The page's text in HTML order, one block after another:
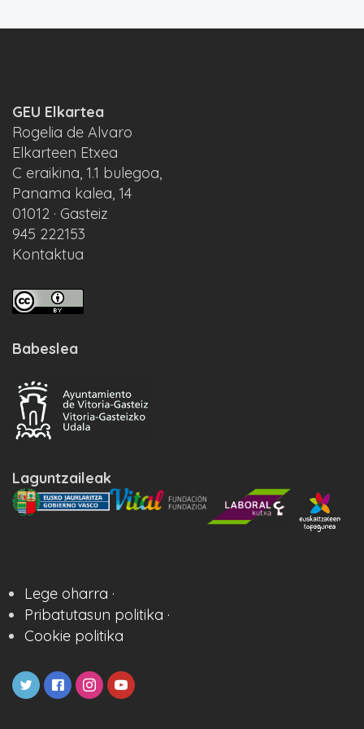
GEU Elkartea
Rogelia de Alvaro
Elkarteen Etxea
C eraikina, 1.1 bulegoa,
Panama kalea, 14
01012 · Gasteiz
945 222153
Kontaktua
Babeslea
Laguntzaileak
Lege oharra ·
Pribatutasun politika ·
Cookie politika